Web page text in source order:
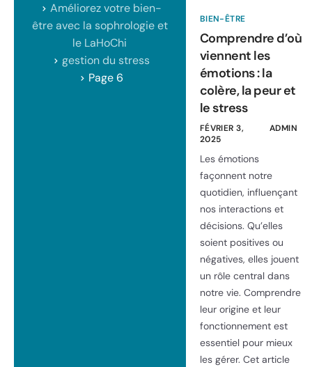
Améliorez votre bien-
être avec la sophrologie et
le LaHoChi
gestion du stress
Page 6
BIEN-ÊTRE
Comprendre d’où
viennent les
émotions : la
colère, la peur et
le stress
FÉVRIER 3,
2025
ADMIN
Les émotions
façonnent notre
quotidien, influençant
nos interactions et
décisions. Qu’elles
soient positives ou
négatives, elles jouent
un rôle central dans
notre vie. Comprendre
leur origine et leur
fonctionnement est
essentiel pour mieux
les gérer. Cet article